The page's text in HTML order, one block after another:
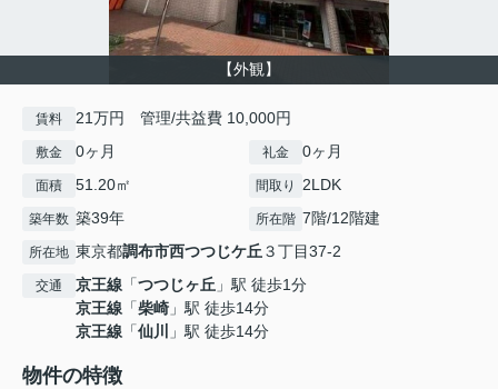
【外観】
賃料 21万円 管理/共益費 10,000円
敷金 0ヶ月 礼金 0ヶ月
面積 51.20㎡ 間取り 2LDK
築年数 築39年 所在階 7階/12階建
所在地 東京都調布市西つつじケ丘３丁目37-2
交通 京王線 「つつじヶ丘 」駅 徒歩1分
京王線 「柴崎 」駅 徒歩14分
京王線 「仙川 」駅 徒歩14分
物件の特徴